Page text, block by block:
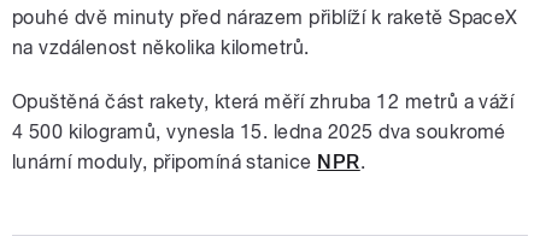
pouhé dvě minuty před nárazem přiblíží k raketě SpaceX
na vzdálenost několika kilometrů.
Opuštěná část rakety, která měří zhruba 12 metrů a váží
4 500 kilogramů, vynesla 15. ledna 2025 dva soukromé
lunární moduly, připomíná stanice NPR.